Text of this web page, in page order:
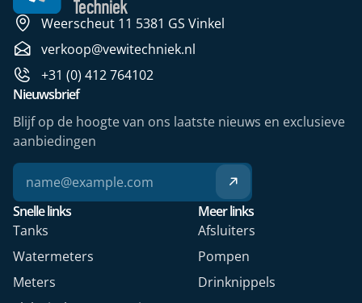
Weerscheut 11 5381 GS Vinkel
verkoop@vewitechniek.nl
+31 (0) 412 764102
Snelle links
Tanks
Watermeters
Meters
Meer links
Afsluiters
Pompen
Drinknippels
Nieuwsbrief
Blijf op de hoogte van ons laatste nieuws en exclusieve
aanbiedingen